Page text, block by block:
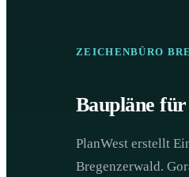
ZEICHENBÜRO
Baupläne
PlanWest erstellt
Bregenzerwald.